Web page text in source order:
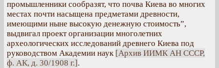
промышленники сообразят, что почва Киева во многих
местах почти насыщена предметами древности,
имеющими ныне высокую денежную стоимость”,
выдвигал проект организации многолетних
археологических исследований древнего Киева под
руководством Академии наук [Архив ИИМК АН СССР,
ф. АК, д. 30/1908 г.].